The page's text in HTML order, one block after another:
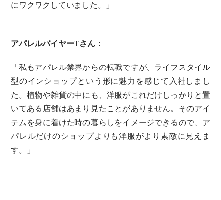
にワクワクしていました。」
アパレルバイヤーTさん：
「私もアパレル業界からの転職ですが、ライフスタイル
型のインショップという形に魅力を感じて入社しまし
た。植物や雑貨の中にも、洋服がこれだけしっかりと置
いてある店舗はあまり見たことがありません。そのアイ
テムを身に着けた時の暮らしをイメージできるので、ア
パレルだけのショップよりも洋服がより素敵に見えま
す。」